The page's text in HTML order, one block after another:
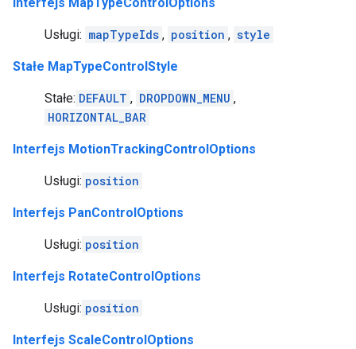
Usługi: mapTypeIds , position , style
Stałe MapTypeControlStyle
Stałe: DEFAULT , DROPDOWN_MENU ,
HORIZONTAL_BAR
Interfejs MotionTrackingControlOptions
Usługi: position
Interfejs PanControlOptions
Usługi: position
Interfejs RotateControlOptions
Usługi: position
Interfejs ScaleControlOptions